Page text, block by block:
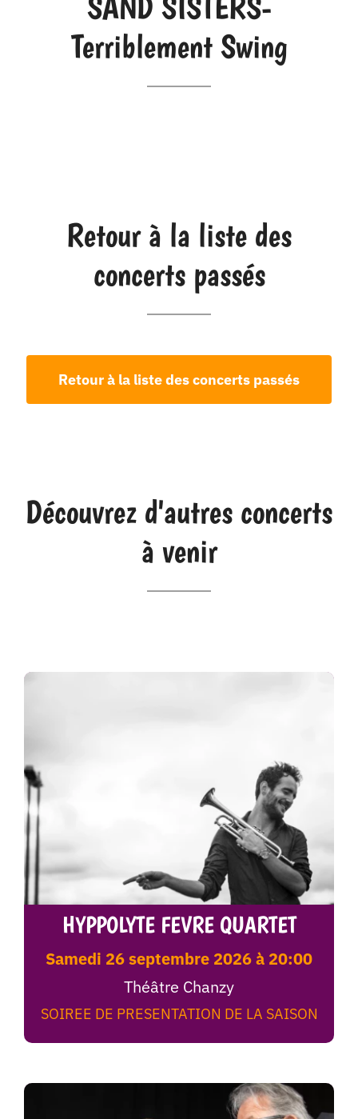
Terriblement Swing
Retour à la liste des
concerts passés
Retour à la liste des concerts passés
Découvrez d'autres concerts
à venir
HYPPOLYTE FEVRE QUARTET
samedi 26 septembre 2026 à 20:00
Théâtre Chanzy
SOIREE DE PRESENTATION DE LA SAISON